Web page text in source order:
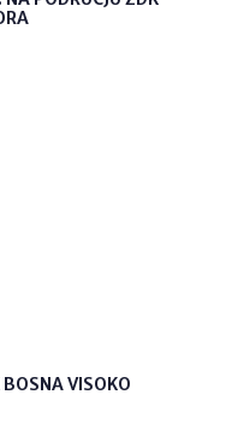
BOSNA VISOKO